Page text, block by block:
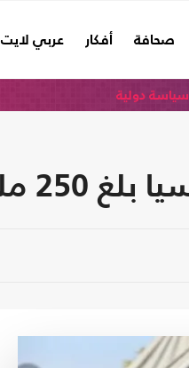
صحافة أفكار عربي لايت
سياسة دولية
مليونا